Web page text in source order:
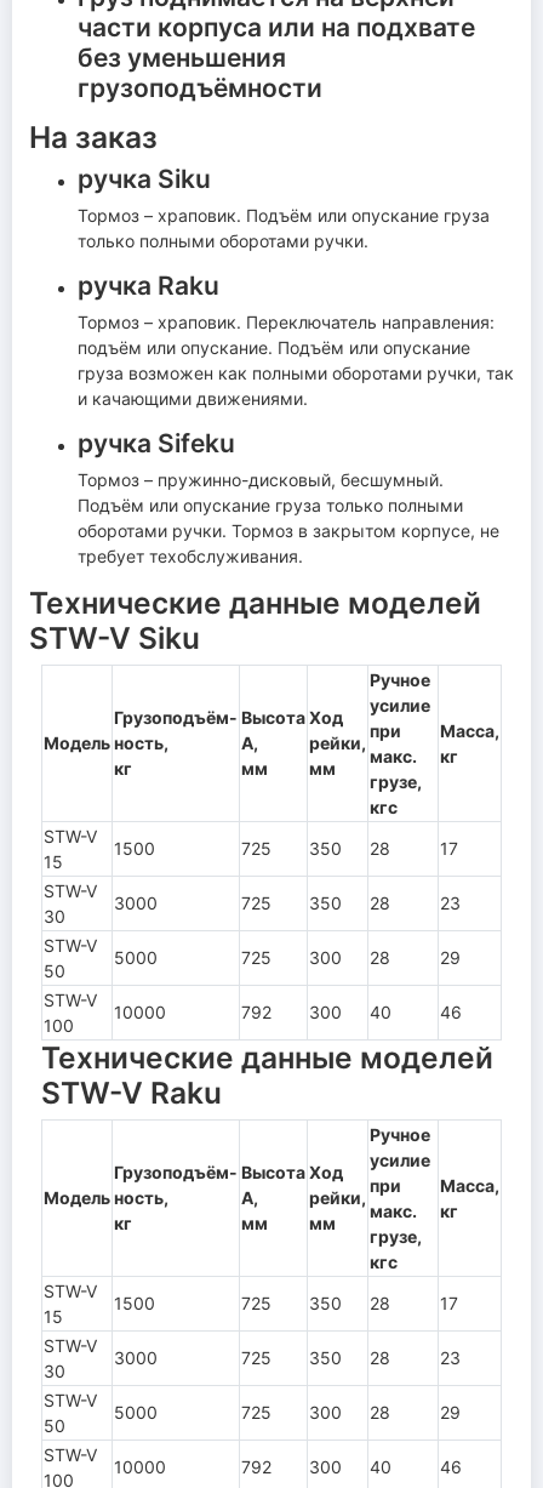
части корпуса или на подхвате
без уменьшения
грузоподъёмности
На заказ
ручка Siku
Тормоз – храповик. Подъём или опускание груза
только полными оборотами ручки.
ручка Raku
Тормоз – храповик. Переключатель направления:
подъём или опускание. Подъём или опускание
груза возможен как полными оборотами ручки, так
и качающими движениями.
ручка Sifeku
Тормоз – пружинно-дисковый, бесшумный.
Подъём или опускание груза только полными
оборотами ручки. Тормоз в закрытом корпусе, не
требует техобслуживания.
Технические данные моделей
STW-V Siku
Модель
Грузоподъём-
ность,
кг
Высота
А,
мм
Ход
рейки,
мм
Ручное
усилие
при
макс.
грузе,
кгс
Масса,
кг
STW-V
15
1500 725 350 28 17
STW-V
30
3000 725 350 28 23
STW-V
50
5000 725 300 28 29
STW-V
100
10000 792 300 40 46
Технические данные моделей
STW-V Raku
Модель
Грузоподъём-
ность,
кг
Высота
А,
мм
Ход
рейки,
мм
Ручное
усилие
при
макс.
грузе,
кгс
Масса,
кг
STW-V
15
1500 725 350 28 17
STW-V
30
3000 725 350 28 23
STW-V
50
5000 725 300 28 29
STW-V
100
10000 792 300 40 46